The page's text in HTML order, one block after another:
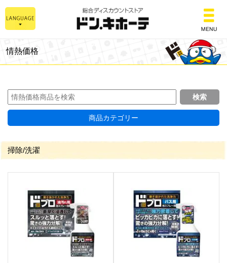
総合ディスカウント
情熱価格
商品カテゴリー
掃除/洗濯